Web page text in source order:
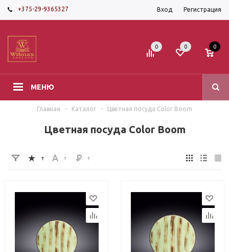
+375-29-9365327 Вход Регистрация
МЕНЮ
0 0 0
Главная - Каталог - Цветная посуда Color Boom
Цветная посуда Color Boom